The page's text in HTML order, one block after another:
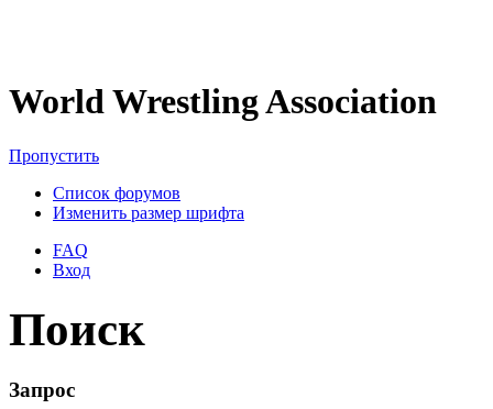
World Wrestling Association
Пропустить
Список форумов
Изменить размер шрифта
FAQ
Вход
Поиск
Запрос